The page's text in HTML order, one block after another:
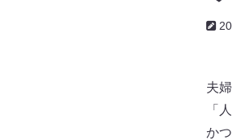
夫
「
か